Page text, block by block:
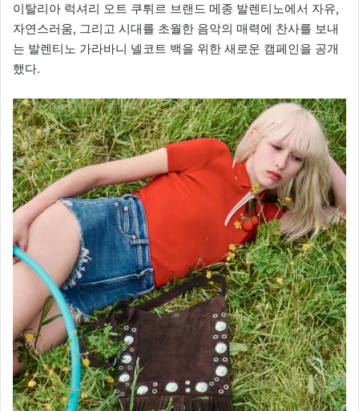
이탈리아 럭셔리 오트 쿠튀르 브랜드 메종 발렌티노에서 자유,
자연스러움, 그리고 시대를 초월한 음악의 매력에 찬사를 보내
는 발렌티노 가라바니 넬코트 백을 위한 새로운 캠페인을 공개
했다.